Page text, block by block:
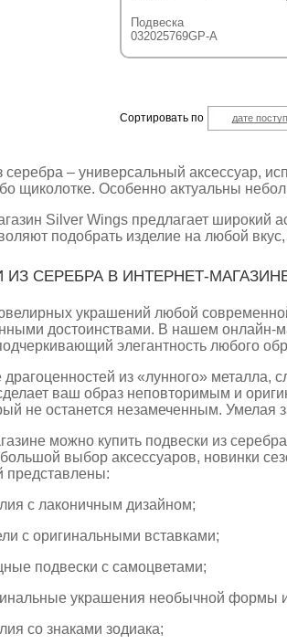
Подвеска
032025769GP-A
Сортировать по дате
серебра – универсальный аксессуар,
щиколотке. Особенно актуальны
Silver Wings предлагает
подобрать изделие на любой
СЕРЕБРА В ИНТЕРНЕТ-МАГАЗИНЕ
украшений любой
достоинствами. В нашем онлайн-
элегантность любого
из «лунного» металла,
ваш образ неповторимым и
не останется незамеченным. Умелая
можно купить подвески из
выбор аксессуаров, новинки
представлены:
с лаконичным дизайном;
с оригинальными вставками;
подвески с самоцветами;
украшения необычной формы
со знаками зодиака;